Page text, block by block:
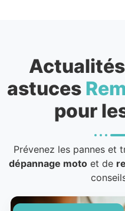
astuces
pour
Prévenez les pannes et
dépannage motoet de